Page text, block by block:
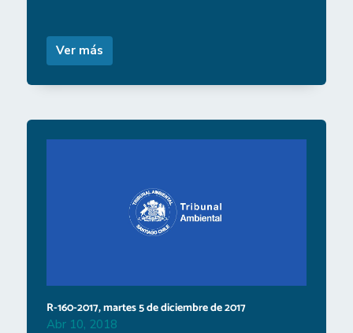
Ver más
R-160-2017, martes 5 de diciembre de 2017
Abr 10, 2018